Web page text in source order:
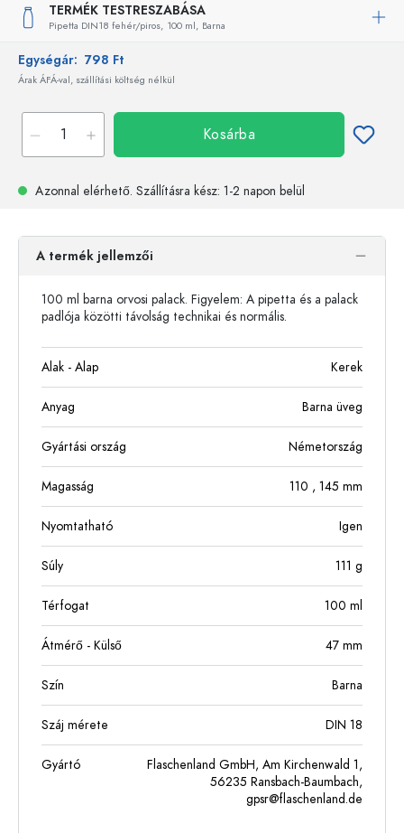
TERMÉK TESTRESZABÁSA
Pipetta DIN18 fehér/piros, 100 ml, Barna
Egységár: 798 Ft
Árak ÁFÁ-val, szállítási költség nélkül
Kosárba
Azonnal elérhető. Szállításra kész: 1-2 napon belül
A termék jellemzői
100 ml barna orvosi palack. Figyelem: A pipetta és a palack
padlója közötti távolság technikai és normális.
Alak - Alap Kerek
Anyag Barna üveg
Gyártási ország Németország
Magasság 110 , 145 mm
Nyomtatható Igen
Súly 111 g
Térfogat 100 ml
Átmérő - Külső 47 mm
Szín Barna
Száj mérete DIN 18
Gyártó
Flaschenland GmbH, Am Kirchenwald 1,
56235 Ransbach-Baumbach,
gpsr@flaschenland.de